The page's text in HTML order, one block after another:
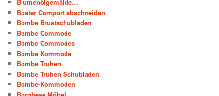
Blumenölgemälde…
Boater Comport abschneiden
Bombe Brustschubladen
Bombe Commode
Bombe Commodes
Bombe Kommode
Bombe Truhen
Bombe Truhen Schubladen
Bombe-Kommoden